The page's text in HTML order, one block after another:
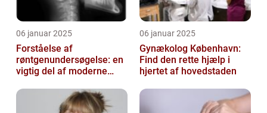
06 januar 2025
Forståelse af
røntgenundersøgelse: en
vigtig del af moderne
06 januar 2025
Gynækolog København:
Find den rette hjælp i
hjertet af hovedstaden